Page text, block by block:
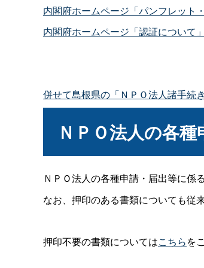
内閣府ホームページ「パンフレット
内閣府ホームページ「認証について
併せて島根県の「ＮＰＯ法人諸手続
ＮＰＯ法人の各
ＮＰＯ法人の各種申請・届出等に係
なお、押印のある書類についても従
押印不要の書類についてはこちらを